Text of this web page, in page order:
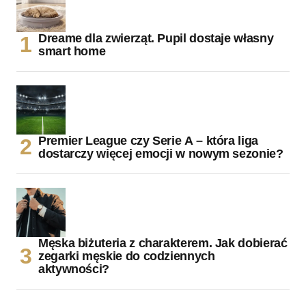
Dreame dla zwierząt. Pupil dostaje własny
smart home
Premier League czy Serie A – która liga
dostarczy więcej emocji w nowym sezonie?
Męska biżuteria z charakterem. Jak dobierać
zegarki męskie do codziennych
aktywności?